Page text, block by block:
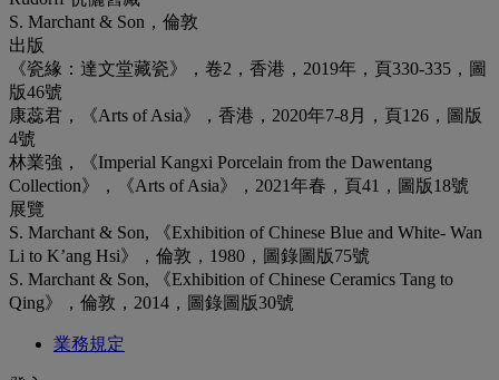
S. Marchant & Son，倫敦
出版
《瓷緣：達文堂藏瓷》，卷2，香港，2019年，頁330-335，圖
版46號
康蕊君，《Arts of Asia》，香港，2020年7-8月，頁126，圖版
4號
林業強，《Imperial Kangxi Porcelain from the Dawentang
Collection》，《Arts of Asia》，2021年春，頁41，圖版18號
展覽
S. Marchant & Son, 《Exhibition of Chinese Blue and White- Wan
Li to K’ang Hsi》，倫敦，1980，圖錄圖版75號
S. Marchant & Son, 《Exhibition of Chinese Ceramics Tang to
Qing》，倫敦，2014，圖錄圖版30號
業務規定